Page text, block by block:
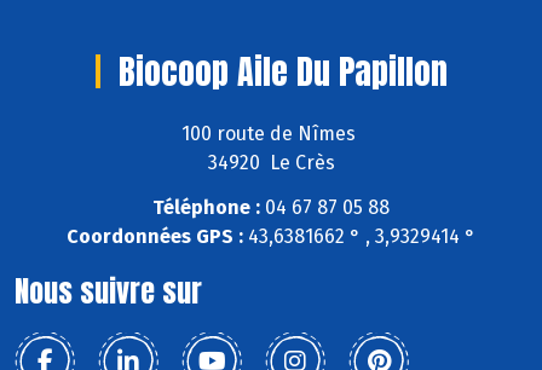
Biocoop Aile Du Papillon
100 route de Nîmes
34920 Le Crès
Téléphone : 04 67 87 05 88
Coordonnées GPS : 43,6381662 ° , 3,9329414 °
Nous suivre sur